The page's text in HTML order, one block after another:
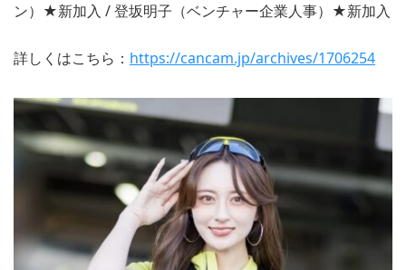
ン）★新加入 / 登坂明子（ベンチャー企業人事）★新加入
詳しくはこちら： https://cancam.jp/archives/1706254